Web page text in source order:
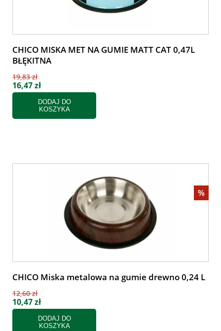
CHICO MISKA MET NA GUMIE MATT CAT 0,47L
BŁĘKITNA
19,83 zł
16,47 zł
DODAJ DO
KOSZYKA
%
CHICO Miska metalowa na gumie drewno 0,24 L
12,60 zł
10,47 zł
DODAJ DO
KOSZYKA